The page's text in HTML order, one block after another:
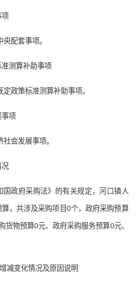
项
配套事项。
准测算补助事项
政策标准测算补助事项。
事项
会发展事项。
况
国政府采购法》的有关规定，河口镇人
，共涉及采购项目0个，政府采购预算
货物预算0元、政府采购服务预算0元、
减变化情况及原因说明